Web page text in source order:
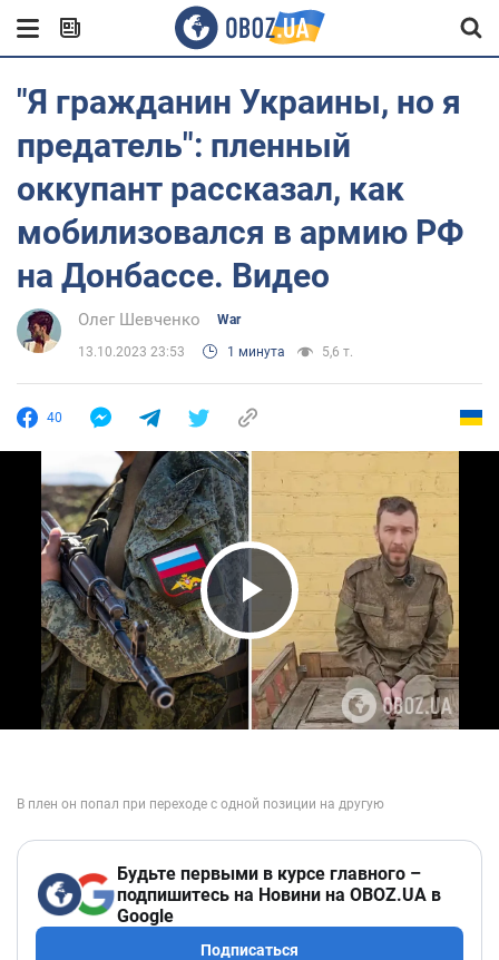
"Я гражданин Украины, но я
предатель": пленный
оккупант рассказал, как
мобилизовался в армию РФ
на Донбассе. Видео
Олег Шевченко War
13.10.2023 23:53 1 минута 5,6 т.
40
Play Video
Будьте первыми в курсе главного –
подпишитесь на Новини на OBOZ.UA в
Google
Подписаться